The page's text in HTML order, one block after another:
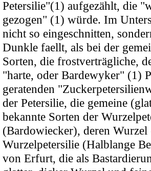
Petersilie"(1) aufgezählt, die
gezogen" (1) würde. Im
nicht so eingeschnitten,
Dunkle faellt, als bei der
Sorten, die frostverträgliche,
"harte, oder Bardewyker" (1)
geratenden
der Petersilie, die gemeine
bekannte Sorten der
(Bardowiecker), deren
Wurzelpetersilie (Halblange
von Erfurt, die als